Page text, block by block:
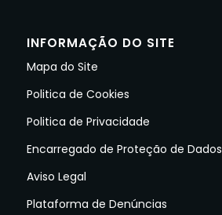
INFORMAÇÃO DO SITE
Mapa do Site
Politica de Cookies
Politica de Privacidade
Encarregado de Proteção de Dados
Aviso Legal
Plataforma de Denúncias